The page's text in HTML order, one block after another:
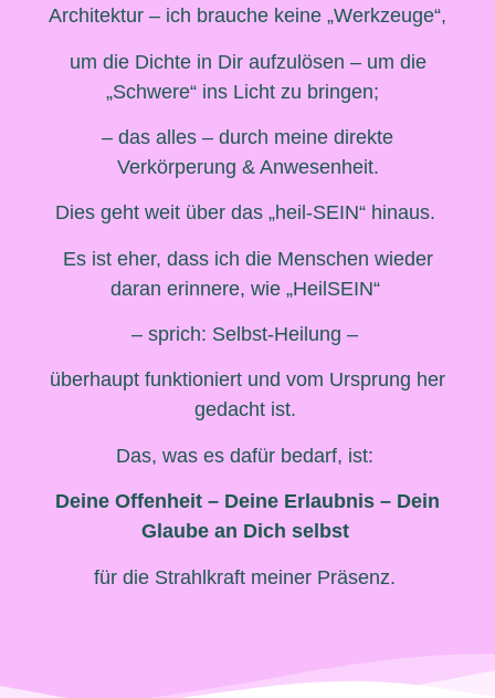
Architektur – ich brauche keine „Werkzeuge“,
um die Dichte in Dir aufzulösen – um die
„Schwere“ ins Licht zu bringen;
– das alles – durch meine direkte
Verkörperung & Anwesenheit.
Dies geht weit über das „heil-SEIN“ hinaus.
Es ist eher, dass ich die Menschen wieder
daran erinnere, wie „HeilSEIN“
– sprich: Selbst-Heilung –
überhaupt funktioniert und vom Ursprung her
gedacht ist.
Das, was es dafür bedarf, ist:
Deine Offenheit – Deine Erlaubnis – Dein
Glaube an Dich selbst
für die Strahlkraft meiner Präsenz.